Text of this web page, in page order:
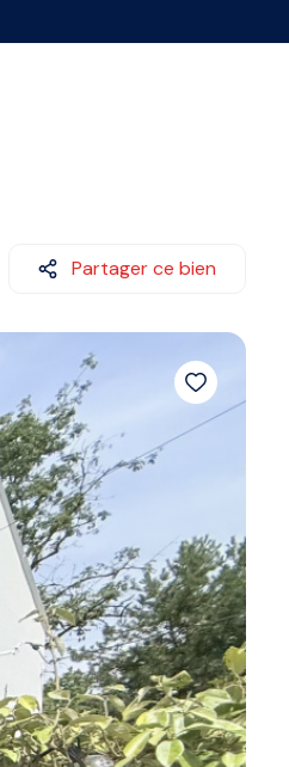
Partager ce bien